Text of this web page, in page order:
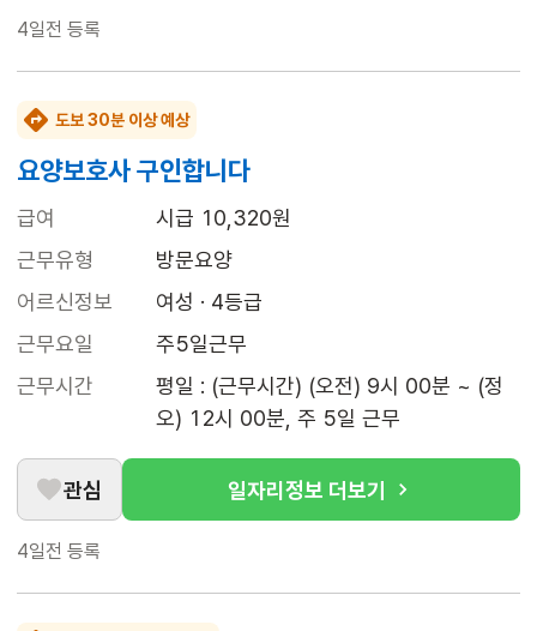
4일전 등록
도보 30분 이상 예상
요양보호사 구인합니다
급여
시급 10,320원
근무유형
방문요양
어르신정보
여성 · 4등급
근무요일
주5일근무
근무시간
평일 : (근무시간) (오전) 9시 00분 ~ (정
오) 12시 00분, 주 5일 근무
관심 일자리정보 더보기
4일전 등록